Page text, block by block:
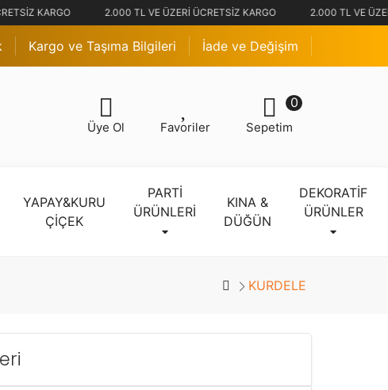
KARGO 2.000 TL VE ÜZERİ ÜCRETSİZ KARGO 2.000 TL VE
Kargo ve Taşıma Bilgileri İade ve Değişim
Sepetim
0
Favoriler
Üye Ol
YAPAY&KURU
ÇİÇEK
PARTİ
ÜRÜNLERİ
KINA &
DÜĞÜN
DEKORATİF
ÜRÜNLER
KURDELE